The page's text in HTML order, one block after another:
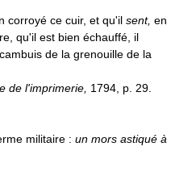
corroyé ce cuir, et qu'il sent, en
qu'il est bien échauffé, il
de la grenouille de la
de l'imprimerie, 1794, p. 29.
militaire : un mors astiqué à